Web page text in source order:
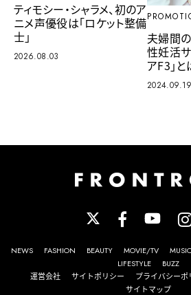
ティモシー・シャラメ、初のア
ニメ声優役は「ロケット整備
士」
2026.08.03
夫婦間
性妊活サ
アF3」と
2024.09.19
NEWS FASHION BEAUTY MOVIE/TV MUSIC
LIFESTYLE
BUZZ
運営会社
サイトポリシー プライバシーポ
サイトマップ